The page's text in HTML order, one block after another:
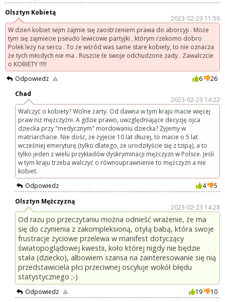
Olsztyn Kobietą
2023-02-23 11:56
W dzień kobiet sejm zajmie się zaostrzeniem prawa do aborcyji . Może
tym się zajmiecie pseudo lewicowe partyjki , którym rzekomo dobro
Polek leży na sercu . To że wśród was same stare kobiety, to nie oznacza
że tych młodych nie ma . Ruszcie te swoje odchudzone zady . Zawalczcie
o KOBIETY !!!!!
Odpowiedz
6
26
Chad
2023-02-23 14:22
Walczyć o kobiety? Wolne żarty. Od dawna w tym kraju macie więcej
praw niż mężczyźni. A gdzie prawo, uwzględniające decyzję ojca
dziecka przy "medycznym" mordowaniu dziecka? Żyjemy w
matriarchacie. Nie dość, że żyjecie 10 lat dłużej, to macie o 5 lat
wcześniej emeryturę (tylko dlatego, że urodziłyście się z tzipą), a to
tylko jeden z wielu przykładów dyskryminacji mężczyzn w Polsce. Jeśli
w tym kraju trzeba walczyć o równouprawnienie to mężczyzn a nie
kobiet.
Odpowiedz
4
5
Olsztyn Mężczyzną
2023-02-23 14:28
Od razu po przeczytaniu można odnieść wrażenie, że ma
się do czynienia z zakompleksioną, otyłą babą, która swoje
frustracje życiowe przelewa w manifest dotyczący
światopoglądowej kwestii, koło której nigdy nie będzie
stała (dziecko), albowiem szansa na zainteresowanie się nią
przedstawiciela płci przeciwnej oscyluje wokół błędu
statystycznego ;-)
Odpowiedz 19
10